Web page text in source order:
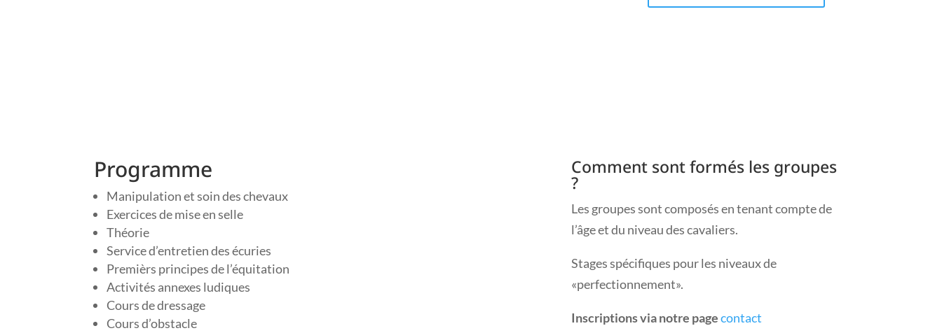
Programme
Manipulation et soin des chevaux
Exercices de mise en selle
Théorie
Service d’entretien des écuries
Premièrs principes de l’équitation
Activités annexes ludiques
Cours de dressage
Cours d’obstacle
Comment sont formés les groupes
?
Les groupes sont composés en tenant compte de
l’âge et du niveau des cavaliers.
Stages spécifiques pour les niveaux de
«perfectionnement».
Inscriptions via notre pagecontact